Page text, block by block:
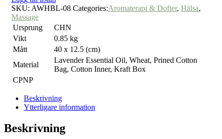
SKU: AWHBL-08 Categories:Aromaterapi & Dofter, Hälsa,
Massage
Ursprung
CHN
Vikt
0.85 kg
Mått
40 x 12.5 (cm)
Material
Lavender Essential Oil, Wheat, Prined Cotton
Bag, Cotton Inner, Kraft Box
CPNP
Beskrivning
Ytterligare information
Beskrivning